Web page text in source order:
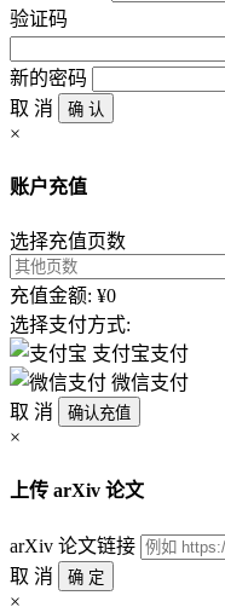
验证码
新的密码
取 消
确 认
×
账户充值
选择充值页数
充值金额: ¥0
选择支付方式:
支付宝支付
微信支付
取 消
确认充值
×
上传 arXiv 论文
arXiv 论文链接
取 消
确 定
×